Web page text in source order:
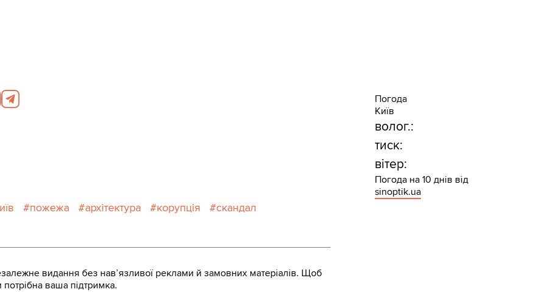
пожежа архітектура корупція скандал
Погода
Київ
волог.:
тиск:
вітер:
Погода на 10 днів від
sinoptik.ua
видання без навʼязливої реклами й замовних матеріалів. Щоб
ваша підтримка.